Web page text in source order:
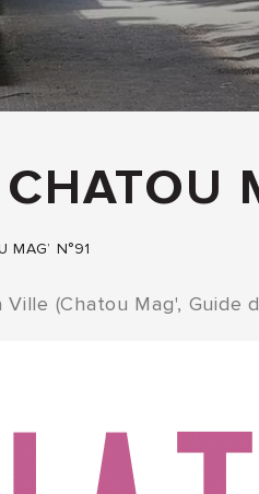
CHATOU
MAG’ N°91
(Chatou Mag', Guide